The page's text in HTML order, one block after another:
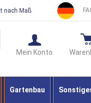
nach Maß
Mein Konto
Gartenbau